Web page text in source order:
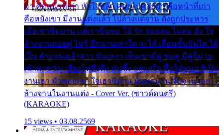
มา คือหน้าที่เก่า หัวใจหล้า คอยไปคอยมา คือหน้าที่เก่า
คือหยังเขา มีงานแต่งแล้ว ไปล้างแต่จาน ดั่งถูกประหาร
เมื่อเขาชื่นบาน แต่เราขื่นขม โอ้ รัก ลอยลม ไม่สม ดัง ใจ
ล้างจานคอยคู่ ไม่รู้ อีกนานเท่าใด จะได้ เลื่อนขั้นบันได ได้
เป็น ตำแหน่งเจ้าสาว มันเหงา เห็นเขามีคู่ ซมดู มีคู่ก็ม่วน
เข้าพาขวัญ เสียงโห่ตึงตึง มันซึ้ง อยู่แก่ใจ มื้อใด๋หนอ สิเป็น
งานเฮา มัวซอยเขา ใจเฮาซิด้าน มันทรมาน จับจาน เอย…
ล้างจานในงานแต่ง - Cover Ver. (ซาวด์ดนตรี)
(KARAOKE)
15 views • 03.08.2569